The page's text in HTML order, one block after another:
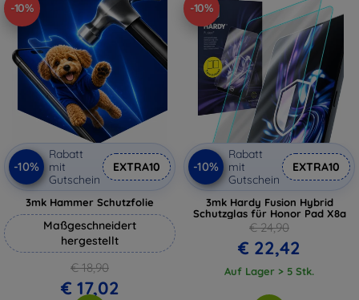
-10%
-10%
Rabatt
mit
Gutschein
EXTRA10
3mk Hammer Schutzfolie
Maßgeschneidert
hergestellt
€ 18,90
€ 17,02
-10%
-10%
Rabatt
mit
Gutschein
EXTRA10
3mk Hardy Fusion Hybrid
Schutzglas für Honor Pad X8a
€ 24,90
€ 22,42
Auf Lager > 5 Stk.